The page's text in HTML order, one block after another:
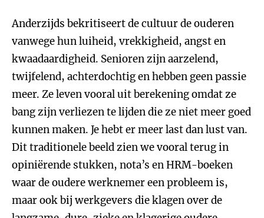
Anderzijds bekritiseert de cultuur de ouderen
vanwege hun luiheid, vrekkigheid, angst en
kwaadaardigheid. Senioren zijn aarzelend,
twijfelend, achterdochtig en hebben geen passie
meer. Ze leven vooral uit berekening omdat ze
bang zijn verliezen te lijden die ze niet meer goed
kunnen maken. Je hebt er meer last dan lust van.
Dit traditionele beeld zien we vooral terug in
opiniërende stukken, nota’s en HRM-boeken
waar de oudere werknemer een probleem is,
maar ook bij werkgevers die klagen over de